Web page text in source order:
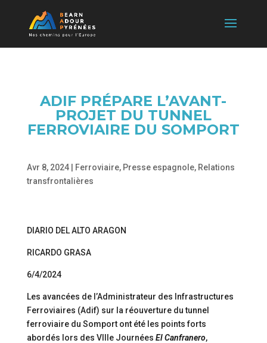
ADIF PRÉPARE L’AVANT-
PROJET DU TUNNEL
FERROVIAIRE DU SOMPORT
Avr 8, 2024| Ferroviaire, Presse espagnole, Relations
transfrontalières
DIARIO DEL ALTO ARAGON
RICARDO GRASA
6/4/2024
Les avancées de l’Administrateur des Infrastructures
Ferroviaires (Adif) sur la réouverture du tunnel
ferroviaire du Somport ont été les points forts
abordés lors des VIIIe Journées El Canfranero,